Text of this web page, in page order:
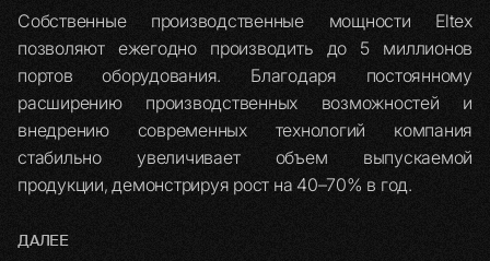
Собственные производственные мощности Eltex
позволяют ежегодно производить до 5 миллионов
портов оборудования. Благодаря постоянному
расширению производственных возможностей и
внедрению современных технологий компания
стабильно увеличивает объем выпускаемой
продукции, демонстрируя рост на 40–70% в год.
ДАЛЕЕ